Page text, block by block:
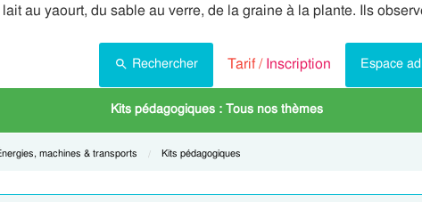
au yaourt, du sable au verre, de la graine à la plante. Ils
Rechercher Tarif /Inscription Espace
Kits pédagogiques : Tous nos thèmes
machines & transports Current:
Kits pédagogiques